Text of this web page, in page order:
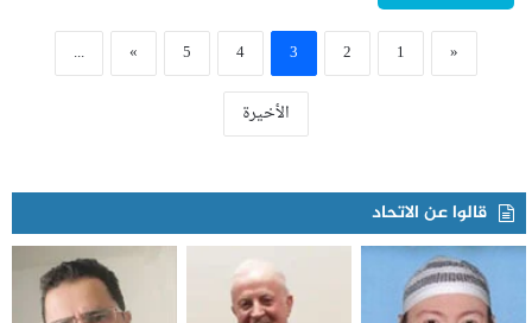
«
1
2
3
4
5
»
...
الأخيرة
قالوا عن الاتحاد